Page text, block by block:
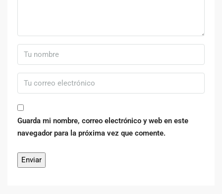
Guarda mi nombre, correo electrónico y web en este
navegador para la próxima vez que comente.